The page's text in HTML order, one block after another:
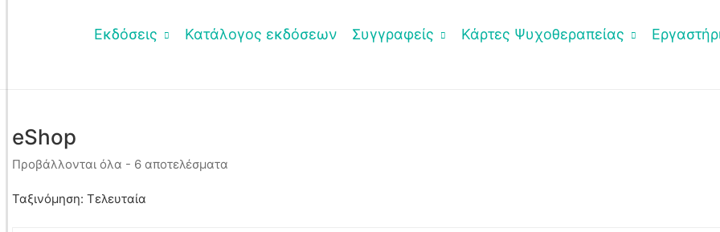
Εκδόσεις Κατάλογος εκδόσεων Συγγραφείς Κάρτες Ψυχοθεραπείας
eShop
Προβάλλονται όλα - 6 αποτελέσματα
Ταξινόμηση: Τελευταία